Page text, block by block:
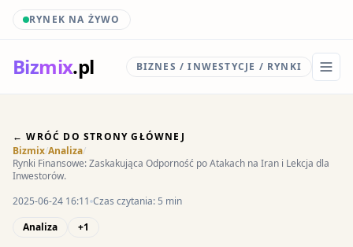
RYNEK NA ŻYWO
Bizmix.pl BIZNES / INWESTYCJE / RYNKI
← WRÓĆ DO STRONY GŁÓWNEJ
Bizmix/Analiza/
Rynki Finansowe: Zaskakująca Odporność po Atakach na Iran i Lekcja dla
Inwestorów.
2025-06-24 16:11 Czas czytania: 5 min
Analiza
+1